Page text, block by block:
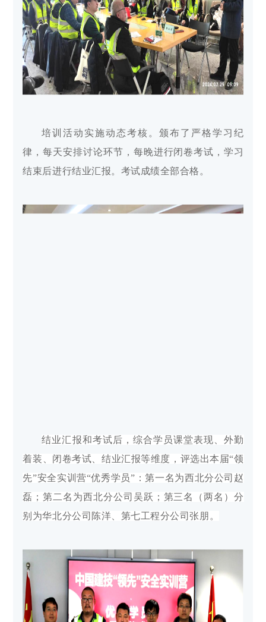
培训活动实施动态考核。颁布了严格学习纪
律，每天安排讨论环节，每晚进行闭卷考试，学习
结束后进行结业汇报。考试成绩全部合格。
结业汇报和考试后，综合学员课堂表现、外勤
着装、闭卷考试、结业汇报等维度，评选出本届“领
先”安全实训营“优秀学员”：第一名为西北分公司赵
磊；第二名为西北分公司吴跃；第三名（两名）分
别为华北分公司陈洋、第七工程分公司张朋。